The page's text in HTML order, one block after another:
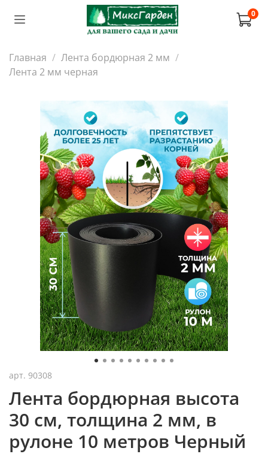
0
Главная
Лента бордюрная 2 мм
Лента 2 мм черная
арт. 90308
Лента бордюрная высота
30 см, толщина 2 мм, в
рулоне 10 метров Черный